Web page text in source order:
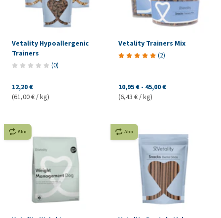
Vetality Hypoallergenic
Trainers
(0)
12,20 €
(61,00 € / kg)
Vetality Trainers Mix
(2)
10,95 € - 45,00 €
(6,43 € / kg)
Abo Abo